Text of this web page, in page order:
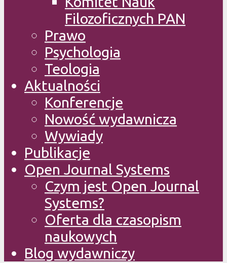
Filozoficznych PAN
Prawo
Psychologia
Teologia
Aktualności
Konferencje
Nowość wydawnicza
Wywiady
Publikacje
Open Journal Systems
Czym jest Open Journal
Systems?
Oferta dla czasopism
naukowych
Blog wydawniczy